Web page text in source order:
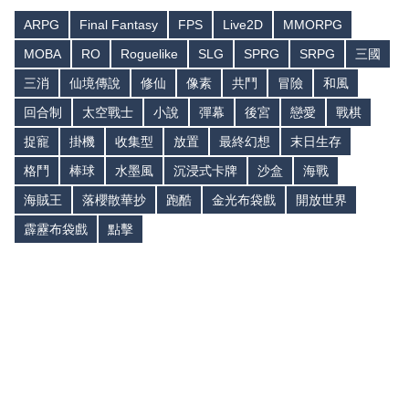
ARPG Final Fantasy FPS Live2D
MMORPG
MOBA
RO Roguelike SLG SPRG SRPG
三國
三消
仙境傳說 修仙 像素 共鬥 冒險
和風
回合制
太空戰士 小說 彈幕 後宮 戀愛
戰棋
捉寵
掛機 收集型 放置 最終幻想
末日生存
格鬥
棒球 水墨風 沉浸式卡牌 沙盒
海戰
海賊王
落櫻散華抄 跑酷 金光布袋戲
開放世界
霹靂布袋戲
點擊